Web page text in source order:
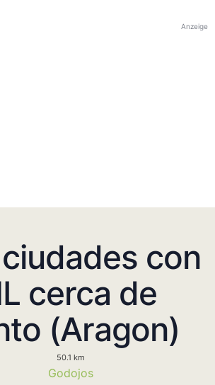
Anzeige
con
cerca de
(Aragon)
50.1 km
Godojos